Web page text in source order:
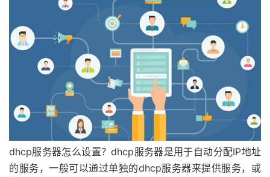
dhcp服务器怎么设置？dhcp服务器是用于自动分配IP地址
的服务，一般可以通过单独的dhcp服务器来提供服务，或